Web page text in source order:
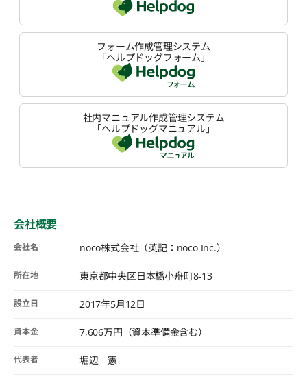
フォーム作成管理システム
「ヘルプドッグフォーム」
社内マニュアル作成管理システム
「ヘルプドッグマニュアル」
会社概要
会社名 noco株式会社（英記：noco Inc.）
所在地 東京都中央区日本橋小舟町8-13
設立日 2017年5月12日
資本金 7,606万円（資本準備金含む）
代表者 堀辺 憲